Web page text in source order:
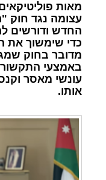
מאות
עצומה נגד חוק
החדש ודורשים
כדי שימשוך את
מדובר בחוק
באמצעי
עונשי מאסר
אותו.